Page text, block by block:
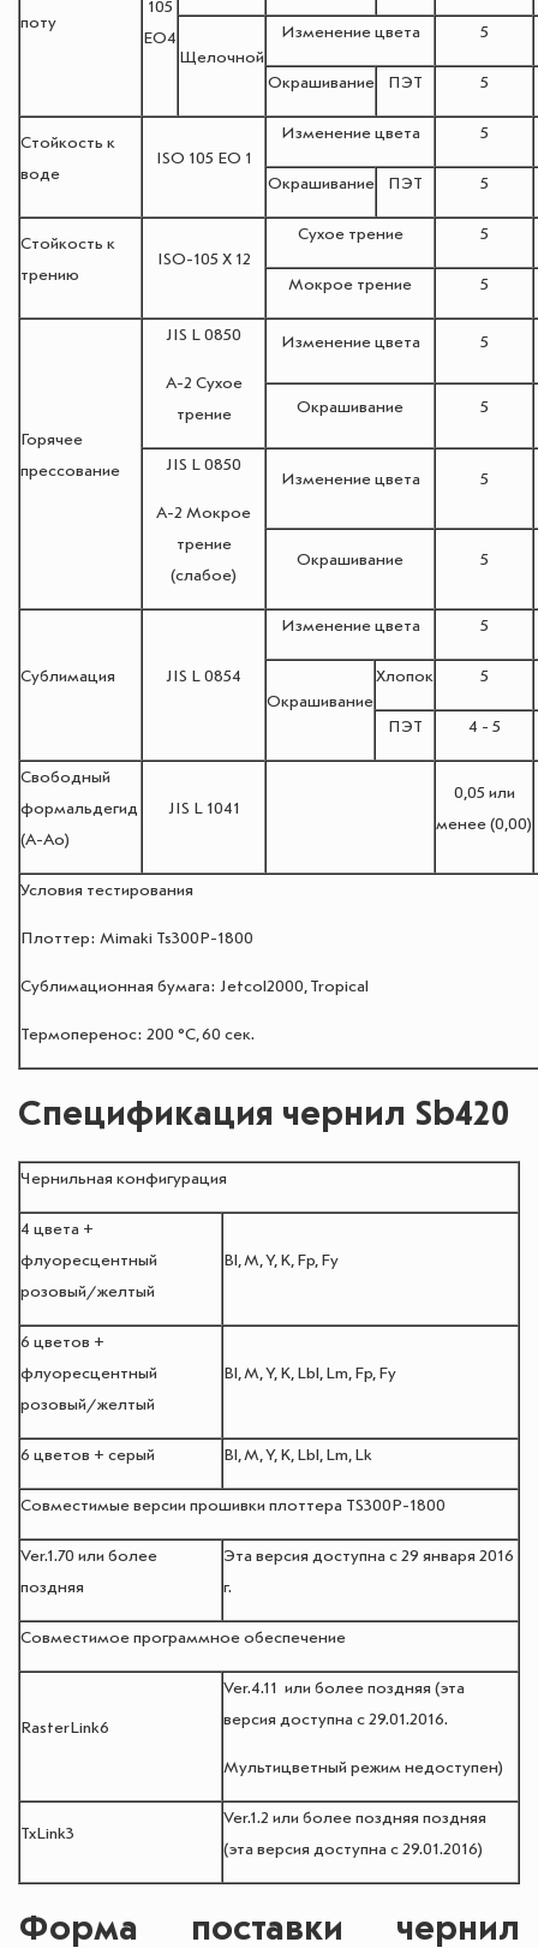
поту
105
EO4
Щелочной
Изменение цвета 5
Окрашивание ПЭТ 5
Стойкость к
воде
ISO 105 EO 1
Изменение цвета 5
Окрашивание ПЭТ 5
Стойкость к
трению
ISO-105 Х 12
Сухое трение 5
Мокрое трение 5
Горячее
прессование
JIS L 0850
A-2 Сухое
трение
Изменение цвета 5
Окрашивание 5
JIS L 0850
A-2 Мокрое
трение
(слабое)
Изменение цвета 5
Окрашивание 5
Сублимация JIS L 0854
Изменение цвета 5
Окрашивание
Хлопок 5
ПЭТ 4 - 5
Свободный
формальдегид
(А-Ао)
JIS L 1041
0,05 или
менее (0,00)
Условия тестирования
Плоттер: Mimaki Ts300P-1800
Сублимационная бумага: Jetcol2000, Tropical
Термоперенос: 200 °C, 60 сек.
Спецификация чернил Sb420
Чернильная конфигурация
4 цвета +
флуоресцентный
розовый/желтый
Bl, M, Y, K, Fp, Fy
6 цветов +
флуоресцентный
розовый/желтый
Bl, M, Y, K, Lbl, Lm, Fp, Fy
6 цветов + серый Bl, M, Y, K, Lbl, Lm, Lk
Совместимые версии прошивки плоттера TS300P-1800
Ver.1.70 или более
поздняя
Эта версия доступна с 29 января 2016
г.
Совместимое программное обеспечение
RasterLink6
Ver.4.11 или более поздняя (эта
версия доступна с 29.01.2016.
Мультицветный режим недоступен)
TxLink3
Ver.1.2 или более поздняя поздняя
(эта версия доступна с 29.01.2016)
Форма поставки чернил